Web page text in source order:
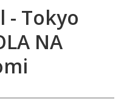
- Tokyo
NA